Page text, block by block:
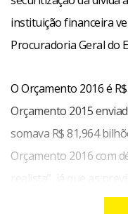
instituição financeira
Procuradoria Geral do
O Orçamento 2016 é
Orçamento 2015
somava R$ 81,964
Orçamento 2016 com
realista”, já que as
“peças de ficção”. No